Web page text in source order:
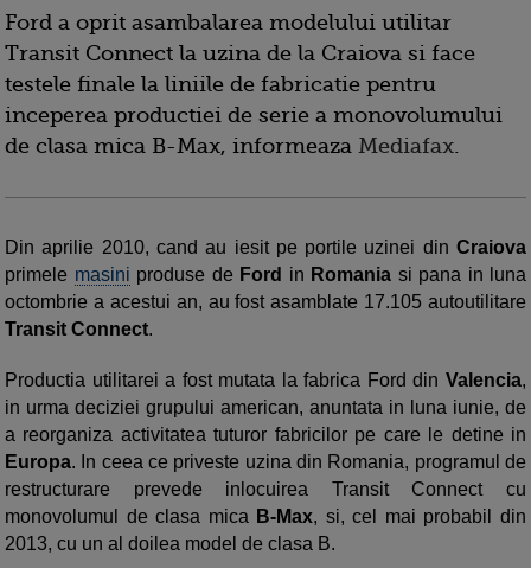
Ford a oprit asambalarea modelului utilitar
Transit Connect la uzina de la Craiova si face
testele finale la liniile de fabricatie pentru
inceperea productiei de serie a monovolumului
de clasa mica B-Max, informeaza Mediafax.
Din aprilie 2010, cand au iesit pe portile uzinei din Craiova
primele masini produse de Ford in Romania si pana in luna
octombrie a acestui an, au fost asamblate 17.105 autoutilitare
Transit Connect.
Productia utilitarei a fost mutata la fabrica Ford din Valencia,
in urma deciziei grupului american, anuntata in luna iunie, de
a reorganiza activitatea tuturor fabricilor pe care le detine in
Europa. In ceea ce priveste uzina din Romania, programul de
restructurare prevede inlocuirea Transit Connect cu
monovolumul de clasa mica B-Max, si, cel mai probabil din
2013, cu un al doilea model de clasa B.